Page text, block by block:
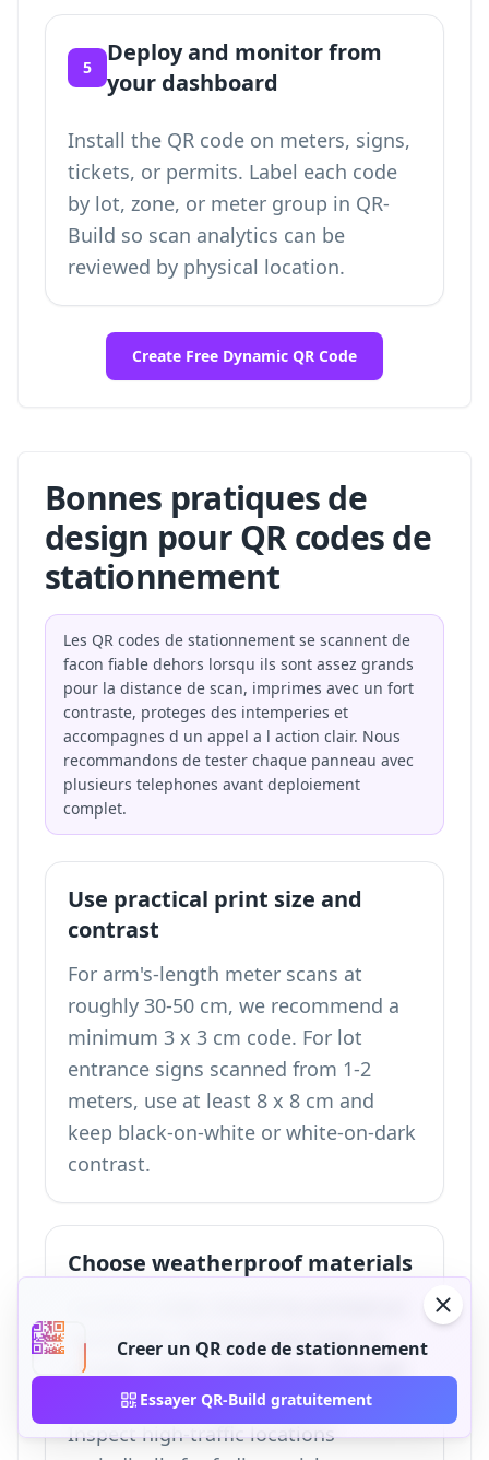
5
Deploy and monitor from
your dashboard
Install the QR code on meters, signs,
tickets, or permits. Label each code
by lot, zone, or meter group in QR-
Build so scan analytics can be
reviewed by physical location.
Create Free Dynamic QR Code
Bonnes pratiques de
design pour QR codes de
stationnement
Les QR codes de stationnement se scannent de
facon fiable dehors lorsqu ils sont assez grands
pour la distance de scan, imprimes avec un fort
contraste, proteges des intemperies et
accompagnes d un appel a l action clair. Nous
recommandons de tester chaque panneau avec
plusieurs telephones avant deploiement
complet.
Use practical print size and
contrast
For arm's-length meter scans at
roughly 30-50 cm, we recommend a
minimum 3 x 3 cm code. For lot
entrance signs scanned from 1-2
meters, use at least 8 x 8 cm and
keep black-on-white or white-on-dark
contrast.
Choose weatherproof materials
aluminium, UV-laminated vinyl, or
powder-coated metal when they will
face rain, sun, salt, or abrasion.
Inspect high-traffic locations
Creer un QR code de stationnement
Essayer QR-Build gratuitement